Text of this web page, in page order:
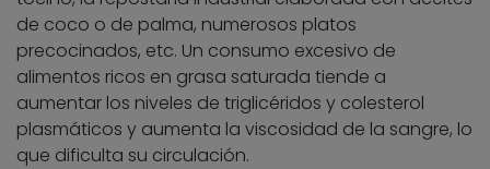
de coco o de palma, numerosos platos
precocinados, etc. Un consumo excesivo de
alimentos ricos en grasa saturada tiende a
aumentar los niveles de triglicéridos y colesterol
plasmáticos y aumenta la viscosidad de la sangre, lo
que dificulta su circulación.